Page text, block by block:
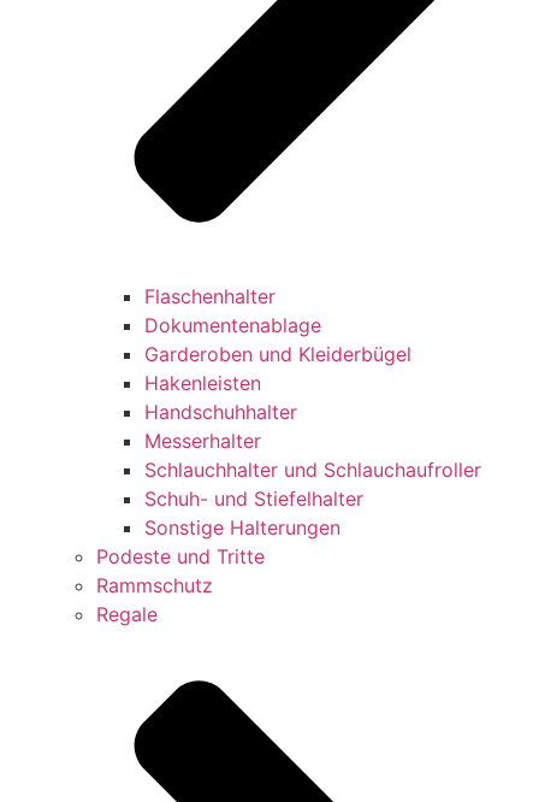
Flaschenhalter
Dokumentenablage
Garderoben und Kleiderbügel
Hakenleisten
Handschuhhalter
Messerhalter
Schlauchhalter und Schlauchaufroller
Schuh- und Stiefelhalter
Sonstige Halterungen
Podeste und Tritte
Rammschutz
Regale